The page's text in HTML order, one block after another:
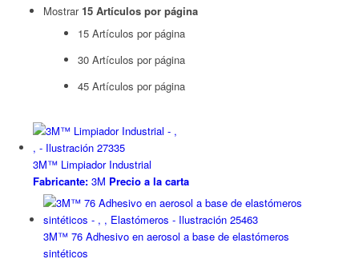
Mostrar 15 Artículos por página
15 Artículos por página
30 Artículos por página
45 Artículos por página
3M™ Limpiador Industrial
Fabricante:3M Precio a la carta
3M™ 76 Adhesivo en aerosol a base de elastómeros
sintéticos